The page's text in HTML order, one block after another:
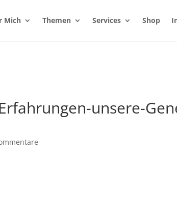
Mich Themen Services Shop
unsere-